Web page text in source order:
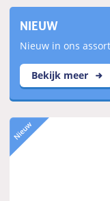
NIEUW
Nieuw in ons
Bekijk meer